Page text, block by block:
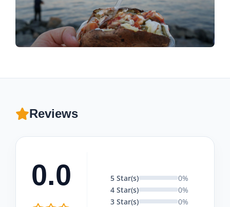
Reviews
0.0 5 Star(s)
0%
4 Star(s)
0%
3 Star(s)
0%